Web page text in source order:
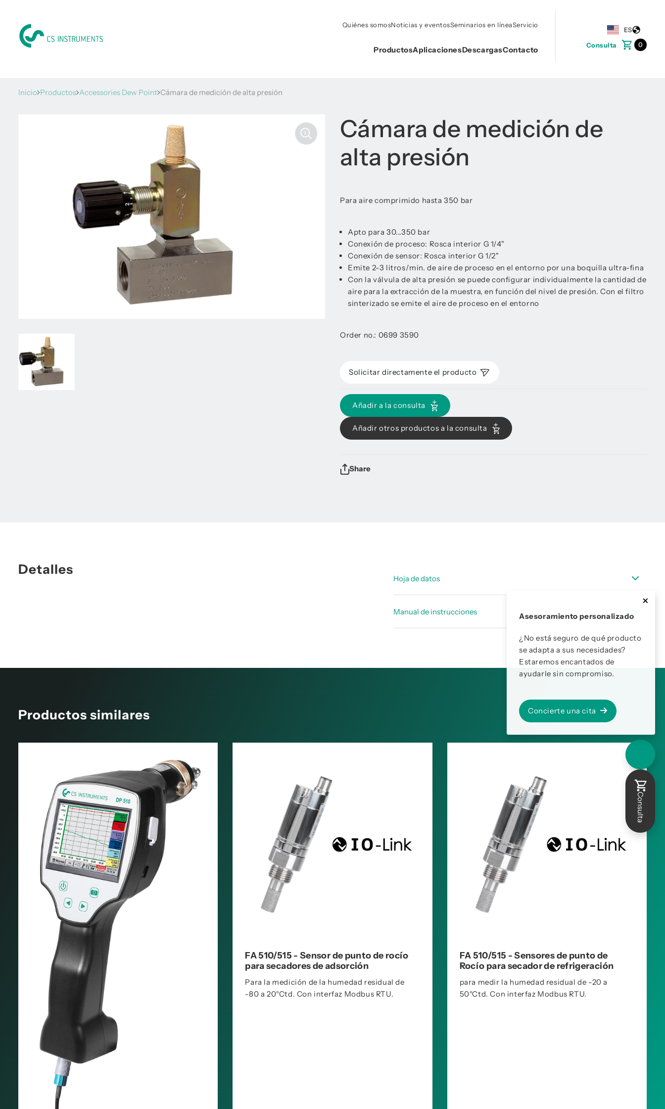
ES
Consulta
0
Quiénes somosNoticias y eventosSeminarios en líneaServicio
ProductosAplicacionesDescargasContacto
Inicio Productos Accessories Dew Point Cámara de medición de alta presión
Cámara de medición de
alta presión
Para aire comprimido hasta 350 bar
Apto para 30...350 bar
Conexión de proceso: Rosca interior G 1/4"
Conexión de sensor: Rosca interior G 1/2"
Emite 2-3 litros/min. de aire de proceso en el entorno por una boquilla ultra-fina
Con la válvula de alta presión se puede configurar individualmente la cantidad de
aire para la extracción de la muestra, en función del nivel de presión. Con el filtro
sinterizado se emite el aire de proceso en el entorno
Order no.: 0699 3590
Solicitar directamente el producto
Añadir a la consulta
Añadir otros productos a la consulta
Share
Detalles
Hoja de datos
Manual de instrucciones
Manual de instrucciones Cámara de medición de alta presión
Productos similares
FA 510/515 - Sensor de punto de rocío
para secadores de adsorción
Para la medición de la humedad residual de
-80 a 20°Ctd. Con interfaz Modbus RTU.
FA 510/515 - Sensores de punto de
Rocío para secador de refrigeración
para medir la humedad residual de -20 a
50°Ctd. Con interfaz Modbus RTU.
Asesoramiento personalizado
¿No está seguro de qué producto
se adapta a sus necesidades?
Estaremos encantados de
ayudarle sin compromiso.
Concierte una cita
Consulta